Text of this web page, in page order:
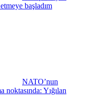
başladım
NATO’nun
Yığılan